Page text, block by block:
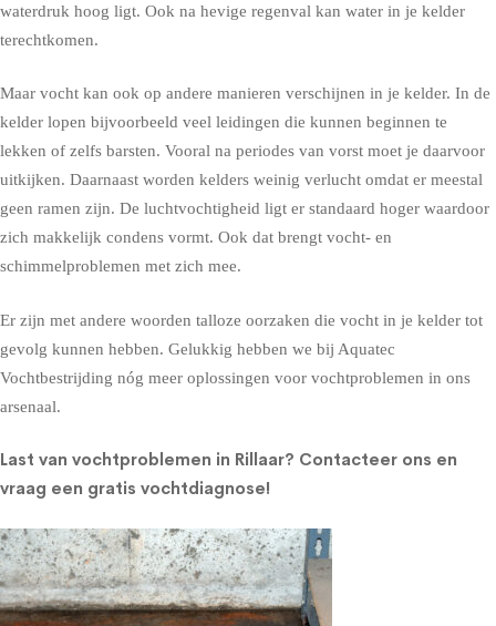
waterdruk hoog ligt. Ook na hevige regenval kan water in je kelder
terechtkomen.
Maar vocht kan ook op andere manieren verschijnen in je kelder. In de
kelder lopen bijvoorbeeld veel leidingen die kunnen beginnen te
lekken of zelfs barsten. Vooral na periodes van vorst moet je daarvoor
uitkijken. Daarnaast worden kelders weinig verlucht omdat er meestal
geen ramen zijn. De luchtvochtigheid ligt er standaard hoger waardoor
zich makkelijk condens vormt. Ook dat brengt vocht- en
schimmelproblemen met zich mee.
Er zijn met andere woorden talloze oorzaken die vocht in je kelder tot
gevolg kunnen hebben. Gelukkig hebben we bij Aquatec
Vochtbestrijding nóg meer oplossingen voor vochtproblemen in ons
arsenaal.
Last van vochtproblemen in Rillaar? Contacteer ons en
vraag een gratis vochtdiagnose!